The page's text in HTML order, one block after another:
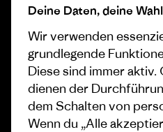
Progress Report
Business Unusual
Klimaziele
1% For The Planet
Wie wir finanzieren
Cookie
Deine Daten, deine Wahl
Wir verwenden
grundlegende
Diese sind immer
dienen der
dem Schalten von
Wenn du „Alle